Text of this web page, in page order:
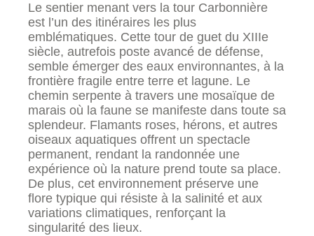
Le sentier menant vers la tour Carbonnière
est l’un des itinéraires les plus
emblématiques. Cette tour de guet du XIIIe
siècle, autrefois poste avancé de défense,
semble émerger des eaux environnantes, à la
frontière fragile entre terre et lagune. Le
chemin serpente à travers une mosaïque de
marais où la faune se manifeste dans toute sa
splendeur. Flamants roses, hérons, et autres
oiseaux aquatiques offrent un spectacle
permanent, rendant la randonnée une
expérience où la nature prend toute sa place.
De plus, cet environnement préserve une
flore typique qui résiste à la salinité et aux
variations climatiques, renforçant la
singularité des lieux.